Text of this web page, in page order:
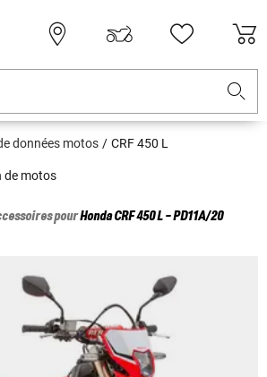
données motos CRF 450 L
de motos
pourHondaCRF 450 L - PD11A/20